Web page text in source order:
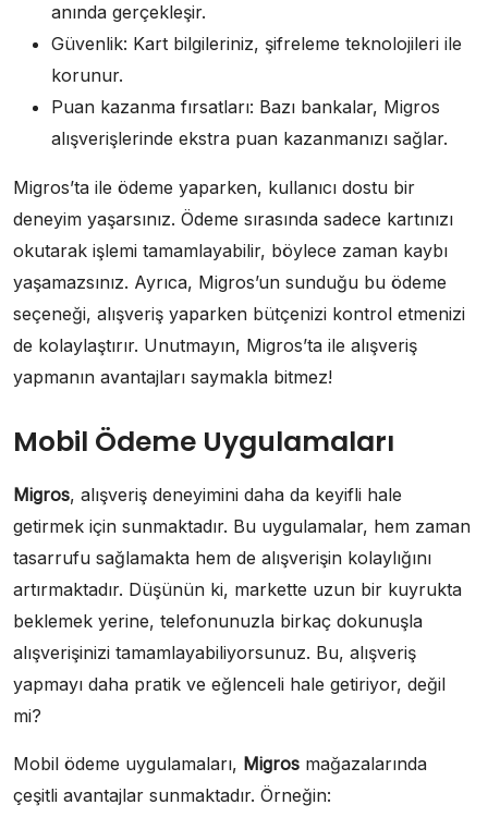
anında gerçekleşir.
Güvenlik: Kart bilgileriniz, şifreleme teknolojileri ile
korunur.
Puan kazanma fırsatları: Bazı bankalar, Migros
alışverişlerinde ekstra puan kazanmanızı sağlar.
Migros’ta ile ödeme yaparken, kullanıcı dostu bir
deneyim yaşarsınız. Ödeme sırasında sadece kartınızı
okutarak işlemi tamamlayabilir, böylece zaman kaybı
yaşamazsınız. Ayrıca, Migros’un sunduğu bu ödeme
seçeneği, alışveriş yaparken bütçenizi kontrol etmenizi
de kolaylaştırır. Unutmayın, Migros’ta ile alışveriş
yapmanın avantajları saymakla bitmez!
Mobil Ödeme Uygulamaları
Migros, alışveriş deneyimini daha da keyifli hale
getirmek için sunmaktadır. Bu uygulamalar, hem zaman
tasarrufu sağlamakta hem de alışverişin kolaylığını
artırmaktadır. Düşünün ki, markette uzun bir kuyrukta
beklemek yerine, telefonunuzla birkaç dokunuşla
alışverişinizi tamamlayabiliyorsunuz. Bu, alışveriş
yapmayı daha pratik ve eğlenceli hale getiriyor, değil
mi?
Mobil ödeme uygulamaları, Migros mağazalarında
çeşitli avantajlar sunmaktadır. Örneğin: